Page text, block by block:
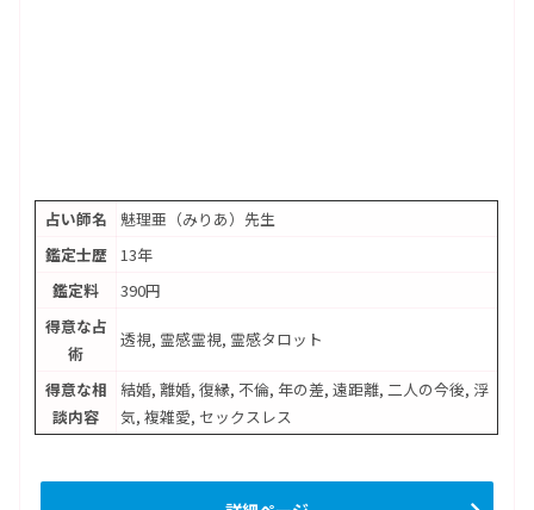
占い師名
魅理亜（みりあ）先生
鑑定士歴
13年
鑑定料
390円
得意な占
術
透視, 霊感霊視, 霊感タロット
得意な相
談内容
結婚, 離婚, 復縁, 不倫, 年の差, 遠距離, 二人の今後, 浮
気, 複雑愛, セックスレス